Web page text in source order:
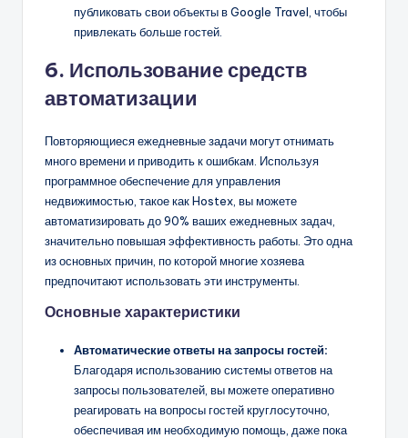
публиковать свои объекты в Google Travel, чтобы
привлекать больше гостей.
6. Использование средств
автоматизации
Повторяющиеся ежедневные задачи могут отнимать
много времени и приводить к ошибкам. Используя
программное обеспечение для управления
недвижимостью, такое как Hostex, вы можете
автоматизировать до 90% ваших ежедневных задач,
значительно повышая эффективность работы. Это одна
из основных причин, по которой многие хозяева
предпочитают использовать эти инструменты.
Основные характеристики
Автоматические ответы на запросы гостей:
Благодаря использованию системы ответов на
запросы пользователей, вы можете оперативно
реагировать на вопросы гостей круглосуточно,
обеспечивая им необходимую помощь, даже пока